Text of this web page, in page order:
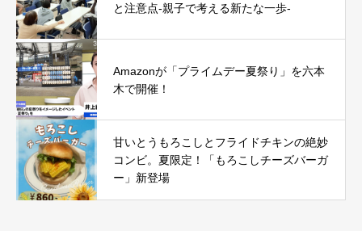
と注意点-親子で考える新たな一歩-
Amazonが「プライムデー夏祭り」を六本
木で開催！
甘いとうもろこしとフライドチキンの絶妙
コンビ。夏限定！「もろこしチーズバーガ
ー」新登場